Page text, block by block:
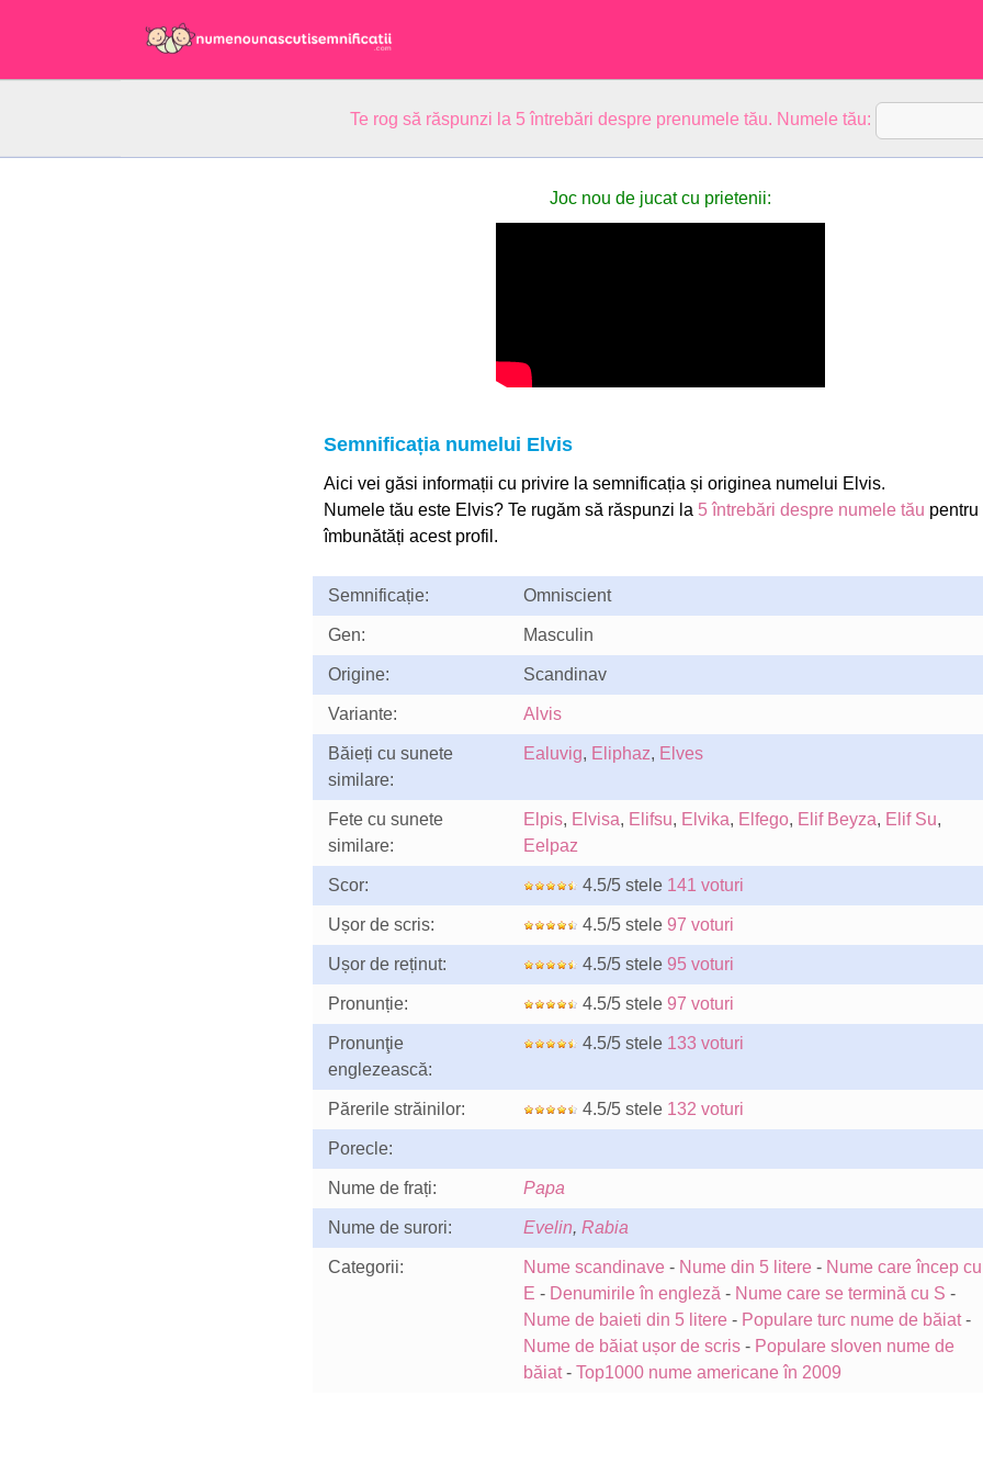
Te rog să răspunzi la 5 întrebări despre prenumele tău. Numele tău:
Joc nou de jucat cu prietenii:
Semnificația numelui Elvis
Aici vei găsi informații cu privire la semnificația și originea numelui Elvis.
Numele tău este Elvis? Te rugăm să răspunzi la 5 întrebări despre numele tău pentru
îmbunătăți acest profil.
Semnificație: Omniscient
Gen: Masculin
Origine: Scandinav
Variante: Alvis
Băieți cu sunete
similare:
Ealuvig, Eliphaz, Elves
Fete cu sunete
similare:
Elpis, Elvisa, Elifsu, Elvika, Elfego, Elif Beyza, Elif Su,
Eelpaz
Scor: 4.5/5 stele 141 voturi
Ușor de scris: 4.5/5 stele 97 voturi
Ușor de reținut: 4.5/5 stele 95 voturi
Pronunție: 4.5/5 stele 97 voturi
Pronunţie
englezească:
4.5/5 stele 133 voturi
Părerile străinilor: 4.5/5 stele 132 voturi
Porecle:
Nume de frați: Papa
Nume de surori: Evelin, Rabia
Categorii: Nume scandinave- Nume din 5 litere- Nume care încep cu
E - Denumirile în engleză - Nume care se termină cu S -
Nume de baieti din 5 litere- Populare turc nume de băiat-
Nume de băiat ușor de scris- Populare sloven nume de
băiat- Top1000 nume americane în 2009